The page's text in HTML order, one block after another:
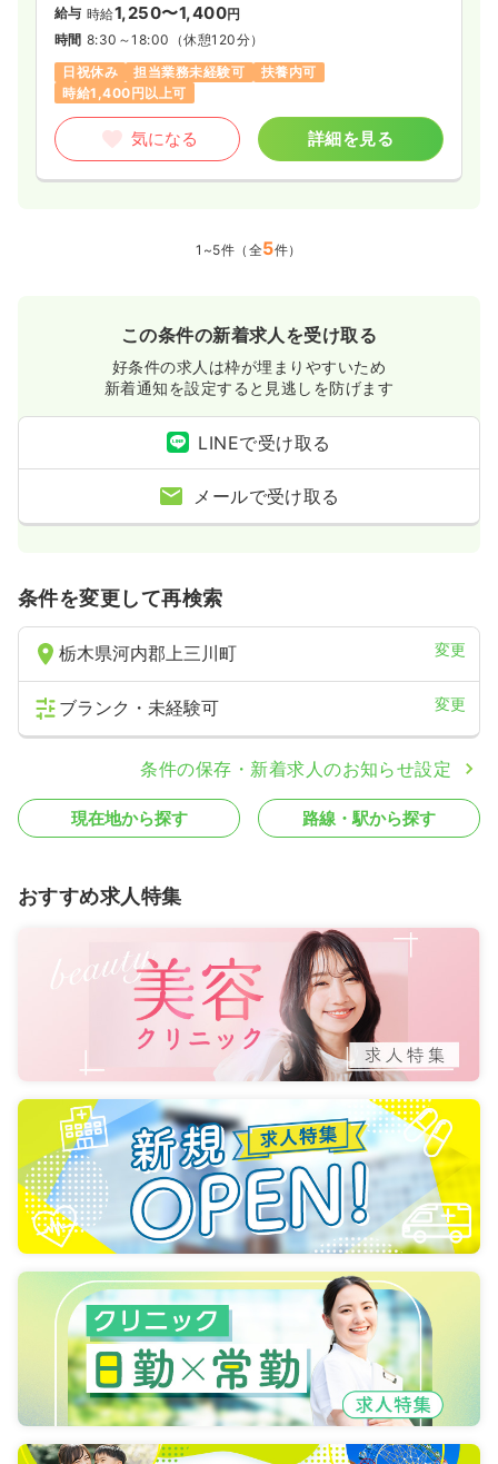
給与 時給1,250〜1,400円
時間 8:30～18:00 （休憩120分）
日祝休み
担当業務未経験可
扶養内可
時給1,400円以上可
気になる 詳細を見る
1~5件（全5件）
この条件の新着求人を受け取る
好条件の求人は枠が埋まりやすいため
新着通知を設定すると見逃しを防げます
LINEで受け取る
メールで受け取る
条件を変更して再検索
栃木県河内郡上三川町 変更
ブランク・未経験可 変更
条件の保存・新着求人のお知らせ設定
現在地から探す 路線・駅から探す
おすすめ求人特集